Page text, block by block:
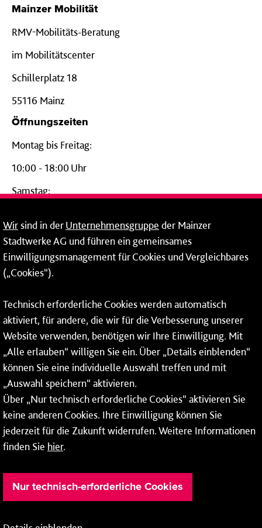
Mainzer Mobilität
RMV-Mobilitäts-Beratung
im Mobilitätscenter
Schillerplatz 18
55116 Mainz
Öffnungszeiten
Montag bis Freitag:
10:00 - 18:00 Uhr
Samstag:
24-Stunden-Telefon*
06131 – 12 77 77
Fax: 06131 – 12 66 66
* Montags bis freitags bis 7 und ab 18 Uhr sowie an
Wochenenden und Feiertagen ganztags werden Ihre
Anrufe je nach Themenauswahl an ein Callcenter des
RMV oder von nextbike weitergeleitet. Dort erhalten Sie
ausschließlich Auskünfte zum Fahrplan bzw. zu
meinRad.
Wirsind in derUnternehmensgruppe der Mainzer
Stadtwerke AG und führen ein gemeinsames
Einwilligungsmanagement für Cookies und Vergleichbares
(„Cookies“).
Technisch erforderliche Cookies werden automatisch
aktiviert, für andere, die wir für die Verbesserung unserer
Website verwenden, benötigen wir Ihre Einwilligung. Mit
„Alle erlauben“ willigen Sie ein. Über „Details einblenden“
können Sie eine individuelle Auswahl treffen und mit
„Auswahl speichern“ aktivieren.
Über „Nur technisch erforderliche Cookies“ aktivieren Sie
keine anderen Cookies. Ihre Einwilligung können Sie
jederzeit für die Zukunft widerrufen. Weitere Informationen
finden Sie hier.
Nur technisch-erforderliche Cookies